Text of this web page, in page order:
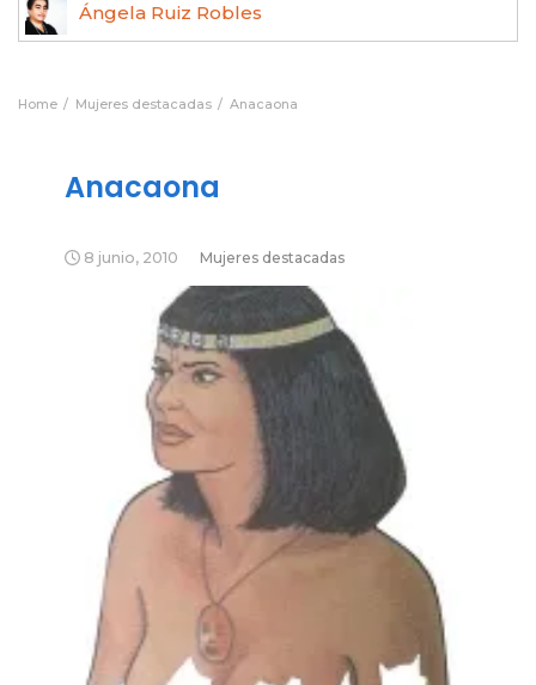
Ángela Ruiz Robles
Home Mujeres destacadas Anacaona
Anacaona
8 junio, 2010 Mujeres destacadas